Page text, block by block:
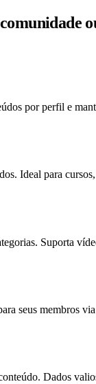
por perfil e
Ideal para
Suporta
seus membros
Dados